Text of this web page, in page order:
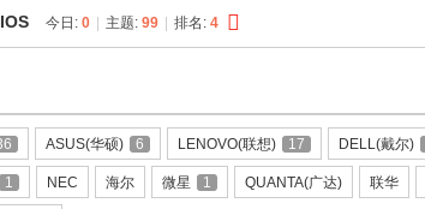
今日: 0 主题: 99 排名: 4
ASUS(华硕) 6 LENOVO(联想) 17 DELL(戴尔)
1 NEC 海尔 微星 1 QUANTA(广达) 联华